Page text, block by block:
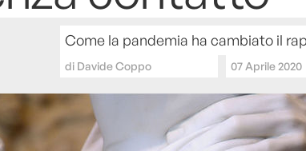
Come la pandemia ha cambiato il
di Davide Coppo 07 Aprile 2020